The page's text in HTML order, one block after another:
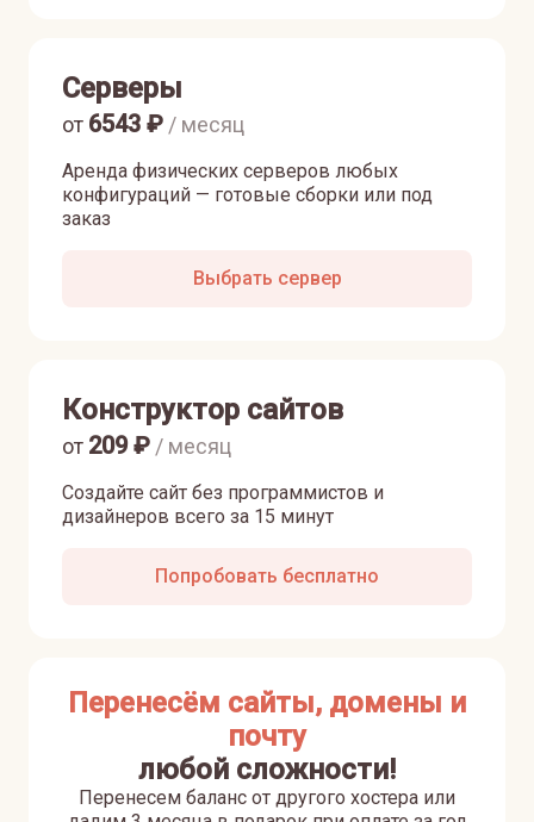
Серверы
Аренда физических серверов любых
конфигураций — готовые сборки или под
заказ
от 6543 ₽ / месяц
Выбрать сервер
Конструктор сайтов
Создайте сайт без программистов и
дизайнеров всего за 15 минут
от 209₽ / месяц
Попробовать бесплатно
Перенесём сайты, домены и
почту
любой сложности!
Перенесем баланс от другого хостера или